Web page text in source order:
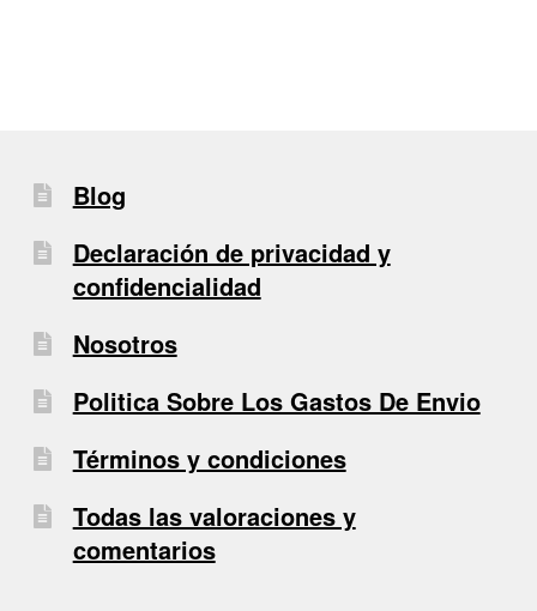
Blog
Declaración de privacidad y
confidencialidad
Nosotros
Politica Sobre Los Gastos De Envio
Términos y condiciones
Todas las valoraciones y
comentarios